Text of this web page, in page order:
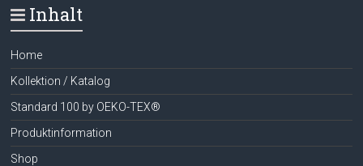
Inhalt
Home
Kollektion / Katalog
Standard 100 by OEKO-TEX®
Produktinformation
Shop